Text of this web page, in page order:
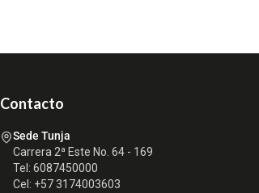
Contacto
Sede Tunja
Carrera 2ª Este No. 64 - 169
Tel: 6087450000
Cel: +57 3174003603